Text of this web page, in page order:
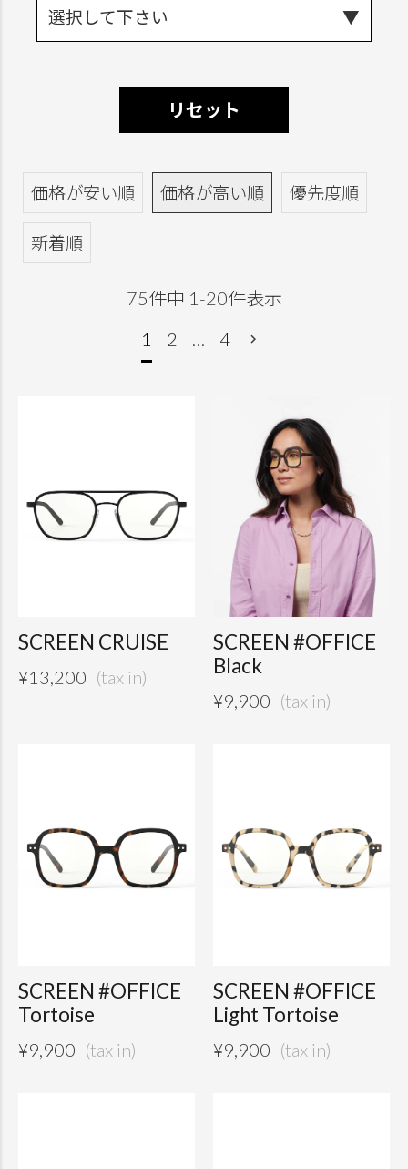
選択して下さい
リセット
価格が安い順 価格が高い順 優先度順
新着順
75件中 1 -20件表示
1
2 4
SCREEN CRUISE
¥13,200
SCREEN #OFFICE
Black
¥9,900
SCREEN #OFFICE
Tortoise
¥9,900
SCREEN #OFFICE
Light Tortoise
¥9,900